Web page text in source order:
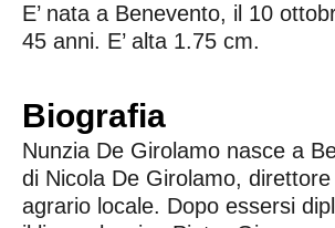
E’ nata a Benevento, il 10
45 anni. E’ alta 1.75 cm.
Biografia
Nunzia De Girolamo nasce a
di Nicola De Girolamo,
agrario locale. Dopo essersi